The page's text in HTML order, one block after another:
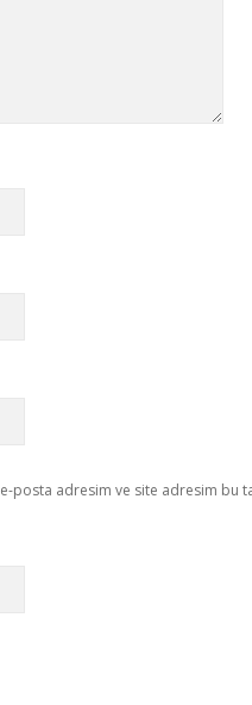
posta adresim ve site adresim bu